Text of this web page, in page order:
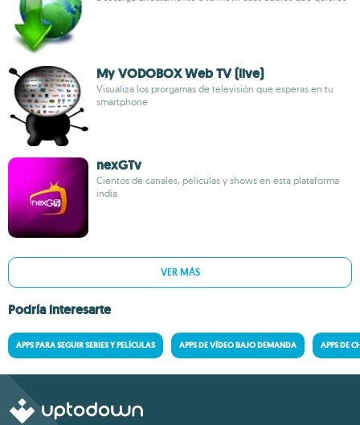
My VODOBOX Web TV (live)
Visualiza los prorgamas de televisión que esperas en tu
smartphone
nexGTv
Cientos de canales, películas y shows en esta plataforma
india
VER MÁS
Podría interesarte
APPS PARA SEGUIR SERIES Y PELÍCULAS APPS DE VÍDEO BAJO DEMANDA APPS DE